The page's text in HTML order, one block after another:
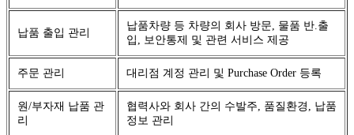
납품 출입 관리
납품차량 등 차량의 회사 방문, 물품 반.출
입, 보안통제 및 관련 서비스 제공
주문 관리 대리점 계정 관리 및 Purchase Order 등록
원/부자재 납품 관
리
협력사와 회사 간의 수발주, 품질환경, 납품
정보 관리